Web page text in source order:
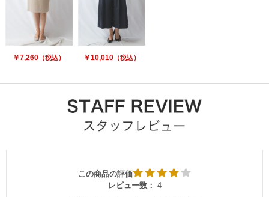
￥7,260 （税込） ￥10,010（税込）
この商品の評価
レビュー数： 4